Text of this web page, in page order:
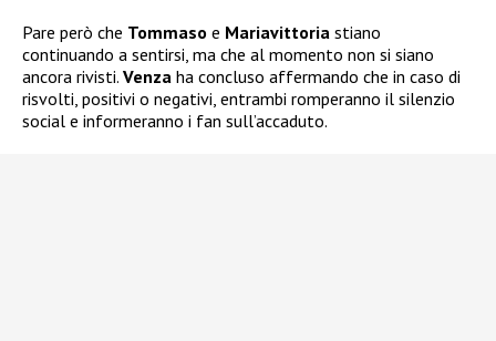
Pare però che Tommaso e Mariavittoria stiano
continuando a sentirsi, ma che al momento non si siano
ancora rivisti. Venza ha concluso affermando che in caso di
risvolti, positivi o negativi, entrambi romperanno il silenzio
social e informeranno i fan sull’accaduto.